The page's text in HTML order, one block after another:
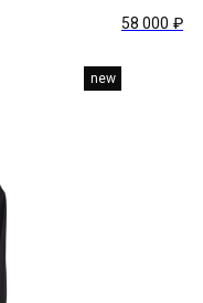
58 000 ₽
new